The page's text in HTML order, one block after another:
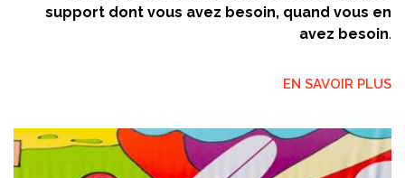
support dont vous avez besoin, quand vous en
avez besoin.
EN SAVOIR PLUS